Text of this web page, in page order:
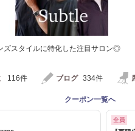
ズスタイルに特化した注目サロン◎
116件 ブログ 334件
クーポン一覧へ
全員